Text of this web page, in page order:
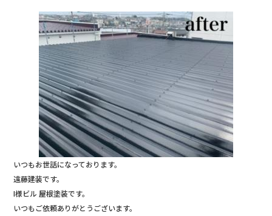
いつもお世話になっております。
遠藤建装です。
I様ビル 屋根塗装です。
いつもご依頼ありがとうございます。